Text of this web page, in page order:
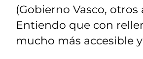
(Gobierno Vasco,
Entiendo que con
mucho más accesible